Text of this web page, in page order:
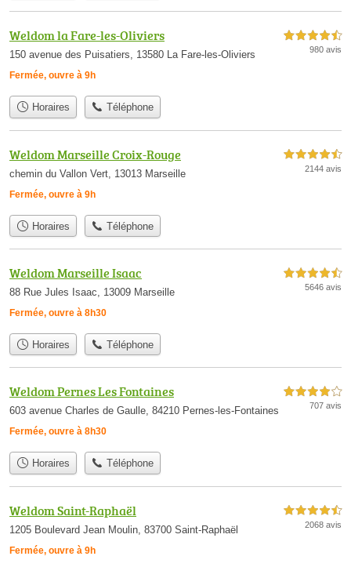
Weldom la Fare-les-Oliviers
150 avenue des Puisatiers, 13580 La Fare-les-Oliviers
Fermée, ouvre à 9h
4,5 étoiles sur 5
980 avis
Horaires Téléphone
Weldom Marseille Croix-Rouge
chemin du Vallon Vert, 13013 Marseille
Fermée, ouvre à 9h
4,5 étoiles sur 5
2144 avis
Horaires Téléphone
Weldom Marseille Isaac
88 Rue Jules Isaac, 13009 Marseille
Fermée, ouvre à 8h30
4,5 étoiles sur 5
5646 avis
Horaires Téléphone
Weldom Pernes Les Fontaines
603 avenue Charles de Gaulle, 84210 Pernes-les-Fontaines
Fermée, ouvre à 8h30
4,0 étoiles sur 5
707 avis
Horaires Téléphone
Weldom Saint-Raphaël
1205 Boulevard Jean Moulin, 83700 Saint-Raphaël
Fermée, ouvre à 9h
4,5 étoiles sur 5
2068 avis